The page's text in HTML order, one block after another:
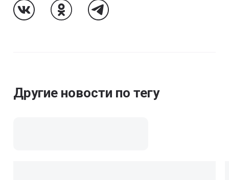
Другие новости по тегу